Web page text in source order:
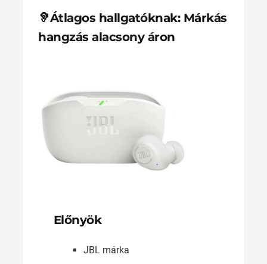
🦻Átlagos hallgatóknak: Márkás
hangzás alacsony áron
Előnyök
JBL márka